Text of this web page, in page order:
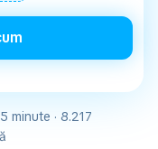
minute · 8.217